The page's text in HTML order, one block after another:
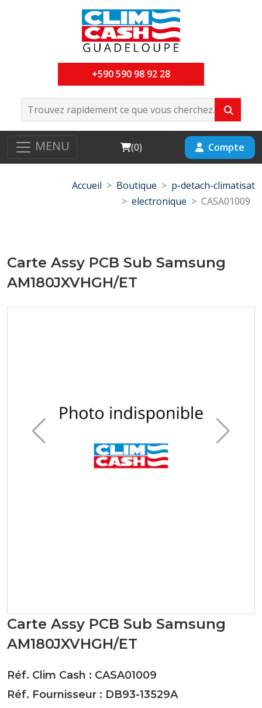
+590 590 98 92 28
MENU Cart
(0) Compte
Accueil Boutique
p-detach-climatisat
electronique
CASA01009
Carte Assy PCB Sub Samsung
AM180JXVHGH/ET
Carte Assy PCB Sub Samsung
AM180JXVHGH/ET
Réf. Clim Cash : CASA01009
Réf. Fournisseur : DB93-13529A